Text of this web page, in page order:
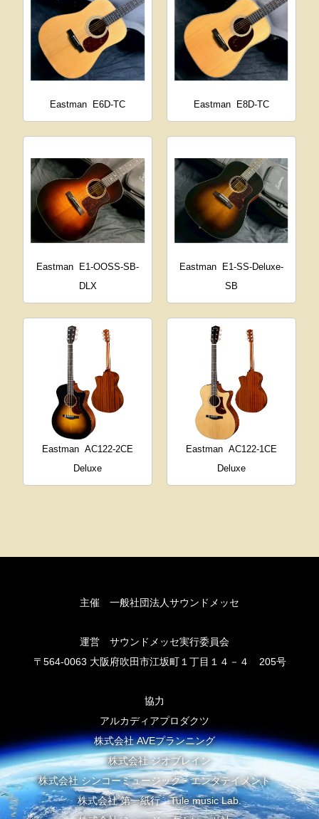
Eastman E6D-TC Eastman E8D-TC
Eastman
E1-OOSS-SB-
DLX
Eastman
E1-SS-Deluxe-
SB
Eastman AC122-2CE
Deluxe
Eastman AC122-1CE
Deluxe
主催 一般社団法人サウンドメッセ
運営 サウンドメッセ実行委員会
〒564-0063 大阪府吹田市江坂町１丁目１４－４ 205号
協力
アルカディアプロダクツ
株式会社 AVEプランニング
株式会社 ジオブレイン
株式会社 シンコーミュージック・エンタテイメント
株式会社 第一紙行 Tule music Lab.